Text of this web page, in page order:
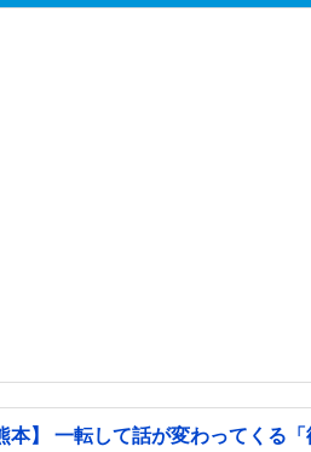
本】 一転して話が変わってくる